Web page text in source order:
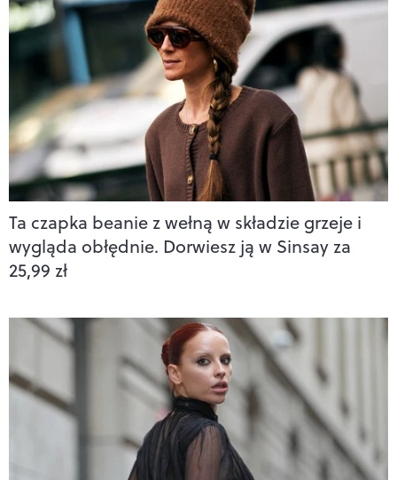
Ta czapka beanie z wełną w składzie grzeje i
wygląda obłędnie. Dorwiesz ją w Sinsay za
25,99 zł